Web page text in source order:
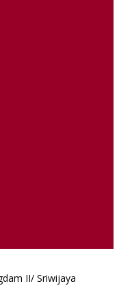
II/ Sriwijaya